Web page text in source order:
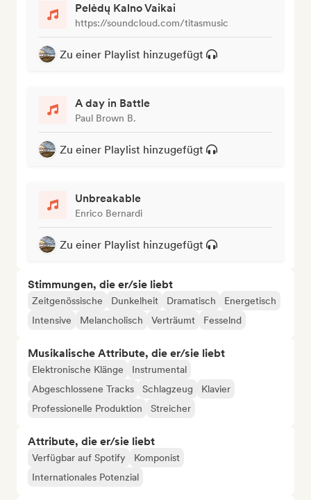
Pelėdų Kalno Vaikai
https://soundcloud.com/titasmusic
Zu einer Playlist hinzugefügt
A day in Battle
Paul Brown B.
Zu einer Playlist hinzugefügt
Unbreakable
Enrico Bernardi
Zu einer Playlist hinzugefügt
Stimmungen, die er/sie liebt
Zeitgenössische Dunkelheit Dramatisch
Energetisch
Intensive
Melancholisch Verträumt Fesselnd
Musikalische Attribute, die er/sie liebt
Elektronische Klänge
Instrumental
Abgeschlossene Tracks
Schlagzeug
Klavier
Professionelle Produktion
Streicher
Attribute, die er/sie liebt
Verfügbar auf Spotify
Komponist
Internationales Potenzial